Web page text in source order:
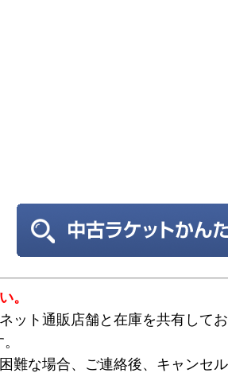
。
ット通販店舗と在庫を共有して
難な場合、ご連絡後、キャンセ